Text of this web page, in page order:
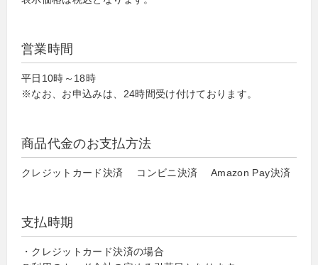
営業時間
平日10時～18時
※なお、お申込みは、24時間受け付けております。
商品代金のお支払方法
クレジットカード決済 コンビニ決済 Amazon Pay決済
支払時期
・クレジットカード決済の場合